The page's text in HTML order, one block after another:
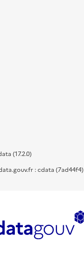
(17.2.0)
: cdata (7ad44f4)